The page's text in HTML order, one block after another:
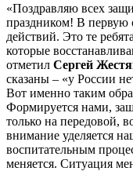
«Поздравляю всех
праздником! В первую
действий. Это те
которые
отметил Сергей
сказаны – «у России
Вот именно таким
Формируется нами,
только на передовой,
внимание уделяется
воспитательным
меняется. Ситуация